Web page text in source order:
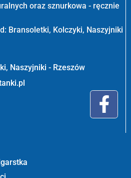
oraz sznurkowa - ręcznie
Bransoletki, Kolczyki, Naszyjniki
Naszyjniki - Rzeszów